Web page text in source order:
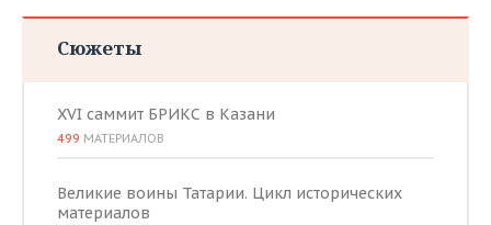
Сюжеты
XVI саммит БРИКС в Казани
499 МАТЕРИАЛОВ
Великие воины Татарии. Цикл исторических
материалов